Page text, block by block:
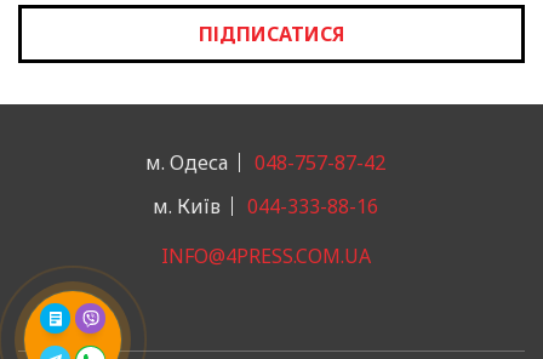
ПІДПИСАТИСЯ
м. Одеса
048-757-87-42
м. Київ
044-333-88-16
INFO@4PRESS.COM.UA